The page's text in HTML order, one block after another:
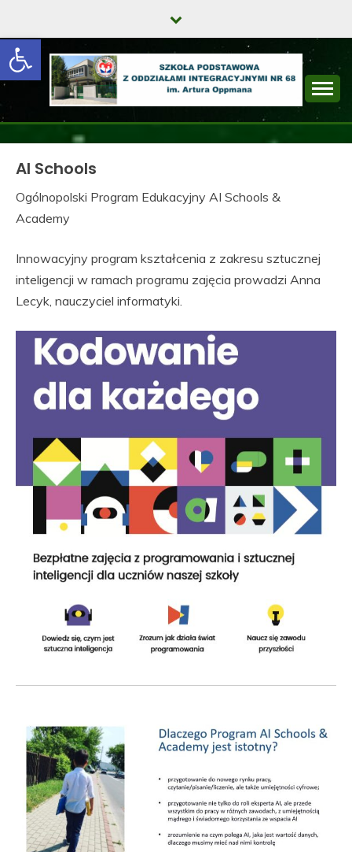
Open toolbar
content
SZKOŁA
PODSTAWOWA Z
ODDZIAŁAMI
INTEGRACYJNYMI
NR 68 IM. ARTURA
OPPMANA
AI Schools
Ogólnopolski Program Edukacyjny AI Schools &
Academy
Innowacyjny program kształcenia z zakresu sztucznej
inteligencji w ramach programu zajęcia prowadzi Anna
Lecyk, nauczyciel informatyki.